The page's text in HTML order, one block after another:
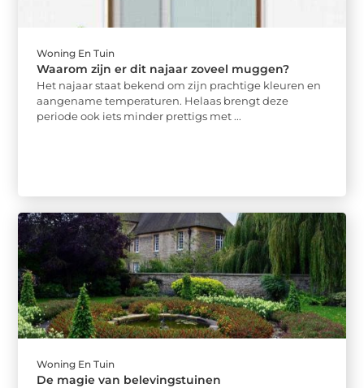
Woning En Tuin
Waarom zijn er dit najaar zoveel muggen?
Het najaar staat bekend om zijn prachtige kleuren en
aangename temperaturen. Helaas brengt deze
periode ook iets minder prettigs met ...
Woning En Tuin
De magie van belevingstuinen